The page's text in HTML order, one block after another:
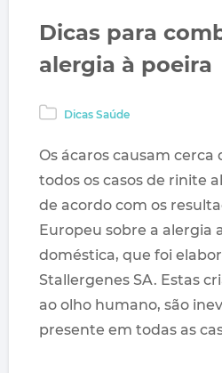
Dicas para
alergia à poeira
Dicas Saúde
Os ácaros causam cerca
todos os casos de rinite
de acordo com os
Europeu sobre a alergia
doméstica, que foi
Stallergenes SA. Estas
ao olho humano, são
presente em todas as